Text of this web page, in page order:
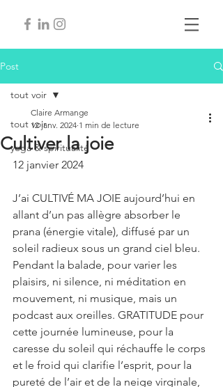
Post
tout voir
yoga & spiritualité
tout voir
Cultiver la joie
Claire Armange
12 janv. 2024 1 min de lecture
12 janvier 2024
J’ai CULTIVÉ MA JOIE aujourd’hui en
allant d’un pas allègre absorber le
prana (énergie vitale), diffusé par un
soleil radieux sous un grand ciel bleu.
Pendant la balade, pour varier les
plaisirs, ni silence, ni méditation en
mouvement, ni musique, mais un
podcast aux oreilles. GRATITUDE pour
cette journée lumineuse, pour la
caresse du soleil qui réchauffe le corps
et le froid qui clarifie l’esprit, pour la
pureté de l’air et de la neige virginale,